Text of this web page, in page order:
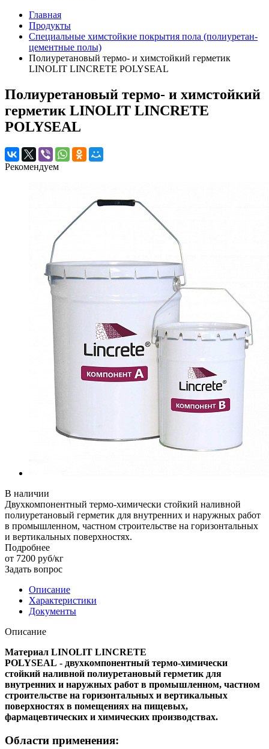
Главная
Продукты
Специальные химстойкие покрытия пола (полиуретан-
цементные полы)
Полиуретановый термо- и химстойкий герметик
LINOLIT LINCRETE POLYSEAL
Полиуретановый термо- и химстойкий
герметик LINOLIT LINCRETE
POLYSEAL
Рекомендуем
В наличии
Двухкомпонентный термо-химически стойкий наливной
полиуретановый герметик для внутренних и наружных работ
в промышленном, частном строительстве на горизонтальных
и вертикальных поверхностях.
Подробнее
от 7200 руб/кг
Задать вопрос
Описание
Характеристики
Документы
Описание
Материал LINOLIT LINCRETE
POLYSEAL - двухкомпонентный термо-химически
стойкий наливной полиуретановый герметик для
внутренних и наружных работ в промышленном, частном
строительстве на горизонтальных и вертикальных
поверхностях в помещениях на пищевых,
фармацевтических и химических производствах.
Области применения: